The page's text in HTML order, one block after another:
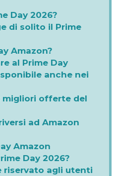
Day 2026?
di solito il Prime
Amazon?
al Prime Day
anche nei
migliori offerte del
ad Amazon
Amazon
Day 2026?
riservato agli utenti